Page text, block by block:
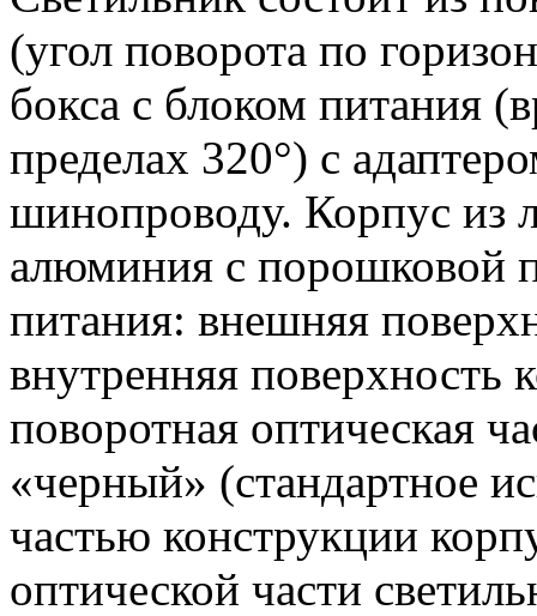
(угол поворота по
бокса с блоком питания
пределах 320°) с
шинопроводу. Корпус из
алюминия с порошковой
питания: внешняя
внутренняя поверхность
поворотная оптическая
«черный» (стандартное
частью конструкции
оптической части